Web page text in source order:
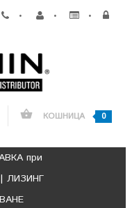
• • •
КОШНИЦА 0
при
ЛИЗИНГ